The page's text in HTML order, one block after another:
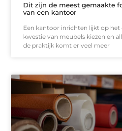
Dit zijn de meest gemaakte
van een kantoor
Een kantoor inrichten lijkt op het
kwestie van meubels kiezen en
de praktijk komt er veel meer